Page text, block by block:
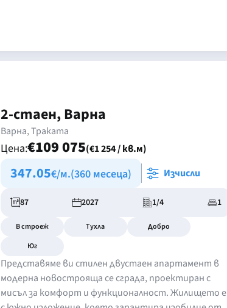
2-стаен, Варна
Варна, Траката
Цена:€109 075(€1 254 / кв.м)
347.05€/м.(360 месеца) Изчисли
87 2027 1/4 1
В строеж Тухла
Добро
Юг
Представяме ви стилен двустаен апартамент в
модерна новострояща се сграда, проектиран с
мисъл за комфорт и функционалност. Жилището е